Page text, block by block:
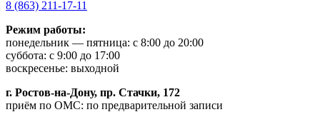
8 (863) 211-17-11
Режим работы:
понедельник — пятница: с 8:00 до 20:00
суббота: с 9:00 до 17:00
воскресенье: выходной
г. Ростов-на-Дону, пр. Стачки, 172
приём по ОМС: по предварительной записи